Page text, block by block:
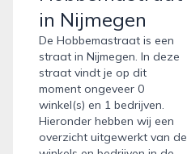
in Nijmegen
De Hobbemastraat is een
straat in Nijmegen. In deze
straat vindt je op dit
moment ongeveer 0
winkel(s) en 1 bedrijven.
Hieronder hebben wij een
overzicht uitgewerkt van de